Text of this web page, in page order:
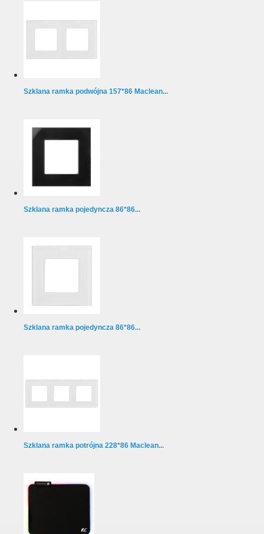
Szklana ramka podwójna 157*86 Maclean...
Szklana ramka pojedyncza 86*86...
Szklana ramka pojedyncza 86*86...
Szklana ramka potrójna 228*86 Maclean...